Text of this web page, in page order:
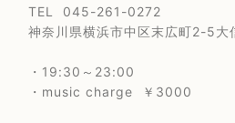
TEL 045-261-0272
神奈川県横浜市中区末広町2-5大
・19:30～23:00
・music charge ￥3000